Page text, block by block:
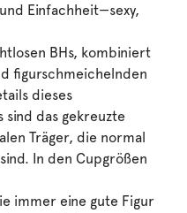
Einfachheit—sexy,
BHs, kombiniert
figurschmeichelnden
dieses
sind das gekreuzte
Träger, die normal
In den Cupgrößen
immer eine gute Figur